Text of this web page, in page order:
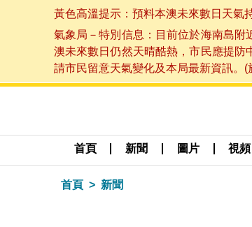
黃色高溫提示：預料本澳未來數日天氣
氣象局－特別信息：目前位於海南島
澳未來數日仍然天晴酷熱，市民應提防
請市民留意天氣變化及本局最新資訊。
首頁 新聞 圖片 視頻
首頁 新聞